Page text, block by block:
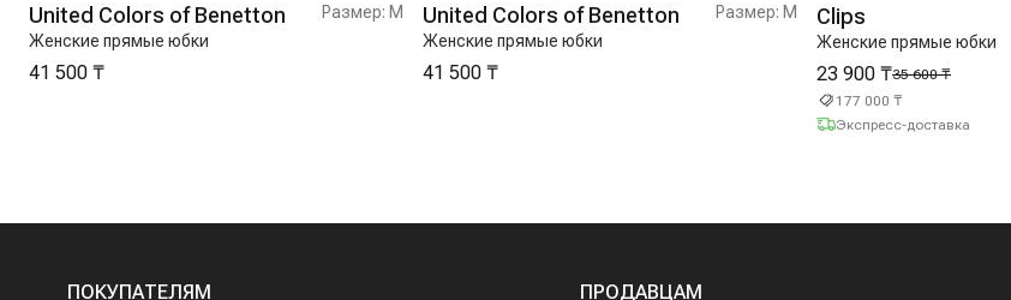
United Colors of Benetton
Женские прямые юбки
Размер: M
41 500 ₸
United Colors of Benetton
Женские прямые юбки
Размер: M
41 500 ₸
Clips
Женские прямые юбки
35 600 ₸
23 900 ₸
177 000 ₸
Экспресс-доставка
ПОКУПАТЕЛЯМ ПРОДАВЦАМ